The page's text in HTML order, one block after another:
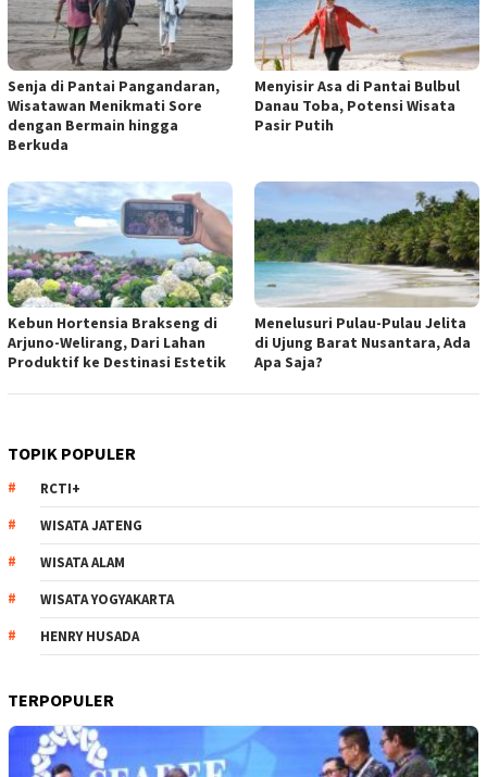
Senja di Pantai Pangandaran,
Wisatawan Menikmati Sore
dengan Bermain hingga
Berkuda
Menyisir Asa di Pantai Bulbul
Danau Toba, Potensi Wisata
Pasir Putih
Kebun Hortensia Brakseng di
Arjuno-Welirang, Dari Lahan
Produktif ke Destinasi Estetik
Menelusuri Pulau-Pulau Jelita
di Ujung Barat Nusantara, Ada
Apa Saja?
TOPIK POPULER
RCTI+
WISATA JATENG
WISATA ALAM
WISATA YOGYAKARTA
HENRY HUSADA
TERPOPULER